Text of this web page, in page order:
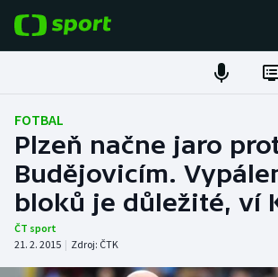
Fotbal
Hokej
Tenis
Atletika
FOTBAL
Plzeň načne jaro
Budějovicím.
bloků je důležité, ví
ČT sport
21. 2. 2015 | Zdroj: ČTK